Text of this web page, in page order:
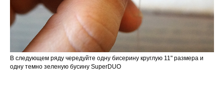
В следующем ряду чередуйте одну бисерину круглую 11" размера и
одну темно зеленую бусину SuperDUO